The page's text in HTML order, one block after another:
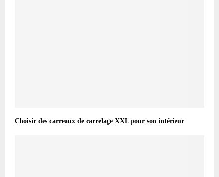
Choisir des carreaux de carrelage XXL pour son intérieur